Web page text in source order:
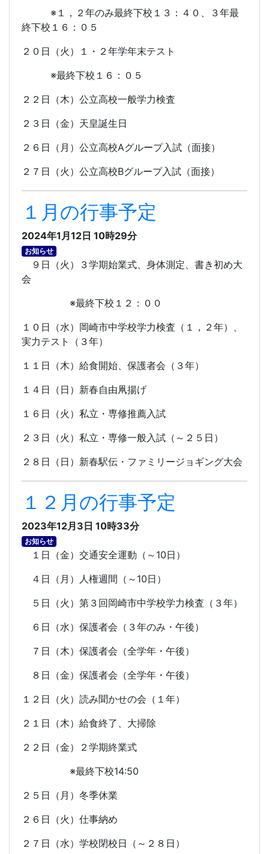
※１，２年のみ最終下校１３：４０、３年最
終下校１６：０５
２０日（火）１・２年学年末テスト
※最終下校１６：０５
２２日（木）公立高校一般学力検査
２３日（金）天皇誕生日
２６日（月）公立高校Aグループ入試（面接）
２７日（火）公立高校Bグループ入試（面接）
１月の行事予定
2024年1月12日 10時29分
お知らせ
９日（火）３学期始業式、身体測定、書き初め大
会
※最終下校１２：００
１０日（水）岡崎市中学校学力検査（１，２年）、
実力テスト（３年）
１１日（木）給食開始、保護者会（３年）
１４日（日）新春自由凧揚げ
１６日（火）私立・専修推薦入試
２３日（火）私立・専修一般入試（～２５日）
２８日（日）新春駅伝・ファミリージョギング大会
１２月の行事予定
2023年12月3日 10時33分
お知らせ
１日（金）交通安全運動（～ 10日）
４日（月）人権週間（～ 10日）
５日（火）第３回岡崎市中学校学力検査（３年）
６日（水）保護者会（３年のみ・午後）
７日（木）保護者会（全学年・午後）
８日（金）保護者会（全学年・午後）
１２日（火）読み聞かせの会（１年）
２１日（木）給食終了、大掃除
２２日（金）２学期終業式
※最終下校14:50
２５日（月）冬季休業
２６日（火）仕事納め
２７日（水）学校閉校日（～２８日）